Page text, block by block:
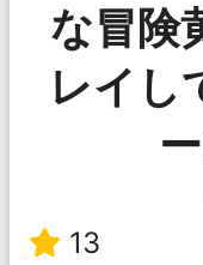
な冒険
レイし
13